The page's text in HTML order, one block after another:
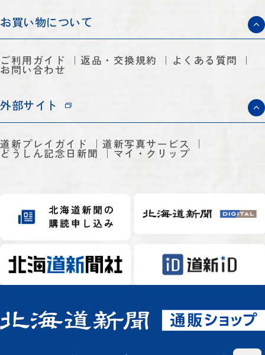
お買い物について
ご利用ガイド 返品・交換規約 よくある質問
お問い合わせ
外部サイト
道新プレイガイド 道新写真サービス
どうしん記念日新聞 マイ・クリップ